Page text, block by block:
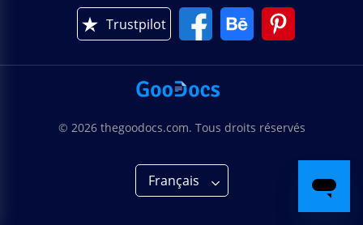
Trustpilot
© 2026 thegoodocs.com. Tous droits réservés
Français